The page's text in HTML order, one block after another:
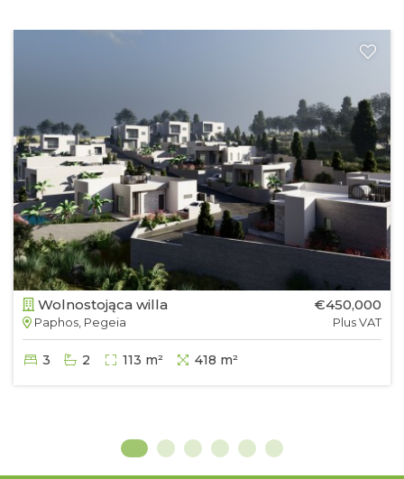
Wolnostojąca willa
Paphos, Pegeia
€450,000
Plus VAT
3 2 113 m² 418 m²